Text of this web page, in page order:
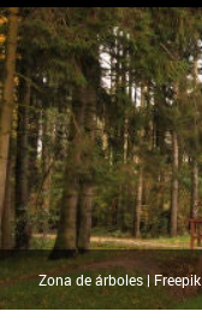
Zona de árboles | Freepik